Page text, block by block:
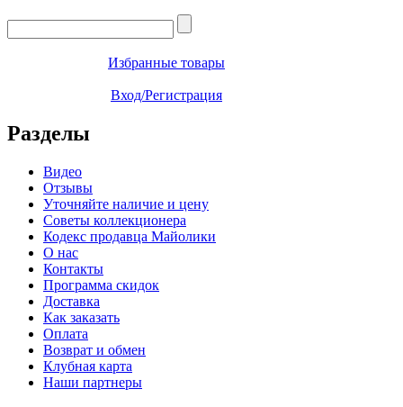
Избранные товары
Вход/Регистрация
Разделы
Видео
Отзывы
Уточняйте наличие и цену
Советы коллекционера
Кодекс продавца Майолики
О нас
Контакты
Программа скидок
Доставка
Как заказать
Оплата
Возврат и обмен
Клубная карта
Наши партнеры